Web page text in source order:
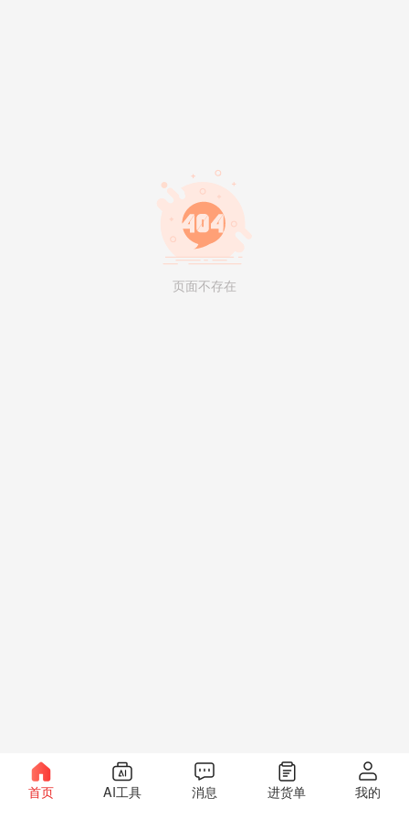
页面不存在
首页 AI工具 消息 进货单 我的